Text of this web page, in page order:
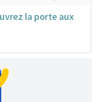
la porte aux